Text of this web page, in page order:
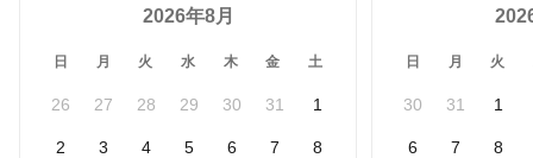
2026年8月
日 月 火 水 木 金 土
26 27 28 29 30 31 1
2 3 4 5 6 7 8
日 月 火
30 31 1
6 7 8